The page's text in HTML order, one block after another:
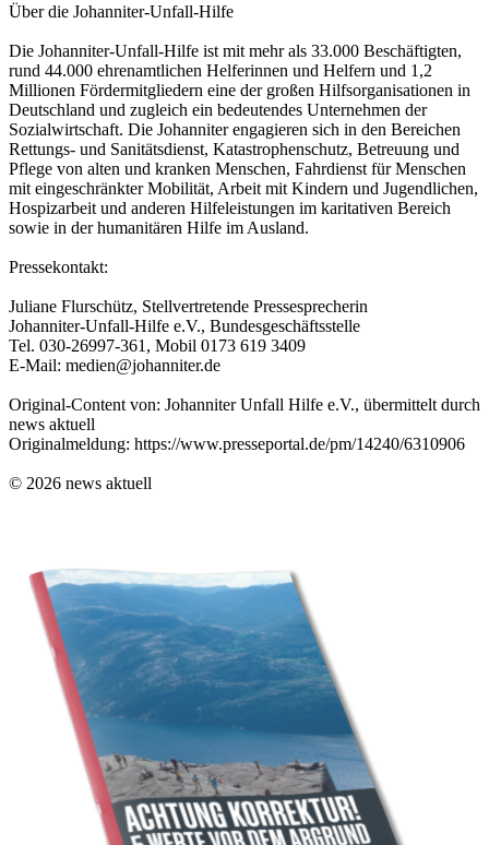
Über die Johanniter-Unfall-Hilfe
Die Johanniter-Unfall-Hilfe ist mit mehr als 33.000 Beschäftigten,
rund 44.000 ehrenamtlichen Helferinnen und Helfern und 1,2
Millionen Fördermitgliedern eine der großen Hilfsorganisationen in
Deutschland und zugleich ein bedeutendes Unternehmen der
Sozialwirtschaft. Die Johanniter engagieren sich in den Bereichen
Rettungs- und Sanitätsdienst, Katastrophenschutz, Betreuung und
Pflege von alten und kranken Menschen, Fahrdienst für Menschen
mit eingeschränkter Mobilität, Arbeit mit Kindern und Jugendlichen,
Hospizarbeit und anderen Hilfeleistungen im karitativen Bereich
sowie in der humanitären Hilfe im Ausland.
Pressekontakt:
Juliane Flurschütz, Stellvertretende Pressesprecherin
Johanniter-Unfall-Hilfe e.V., Bundesgeschäftsstelle
Tel. 030-26997-361, Mobil 0173 619 3409
E-Mail: medien@johanniter.de
Original-Content von: Johanniter Unfall Hilfe e.V., übermittelt durch
news aktuell
Originalmeldung: https://www.presseportal.de/pm/14240/6310906
© 2026 news aktuell